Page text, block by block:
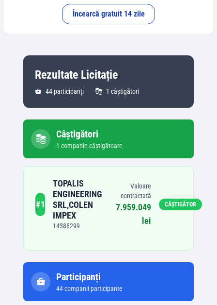
Încearcă gratuit 14 zile
Rezultate Licitație
44 participanți 1 câștigători
Câștigători
1 companie câștigătoare
#1
TOPALIS
ENGINEERING
SRL,COLEN
IMPEX
14388299
Valoare
contractată
7.959.049
lei
CÂȘTIGĂTOR
Participanți
44companii participante